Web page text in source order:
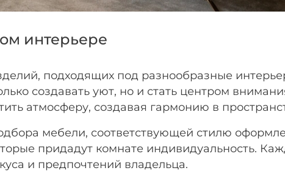
интерьере
подходящих под разнообразные
создавать уют, но и стать центром
атмосферу, создавая гармонию в
мебели, соответствующей стилю
придадут комнате индивидуальность.
и предпочтений владельца.
раз в 2
вопросы?